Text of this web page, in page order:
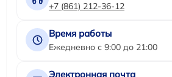
+7 (861) 212-36-12
Время работы
Ежедневно с 9:00 до 21:00
Электронная почта